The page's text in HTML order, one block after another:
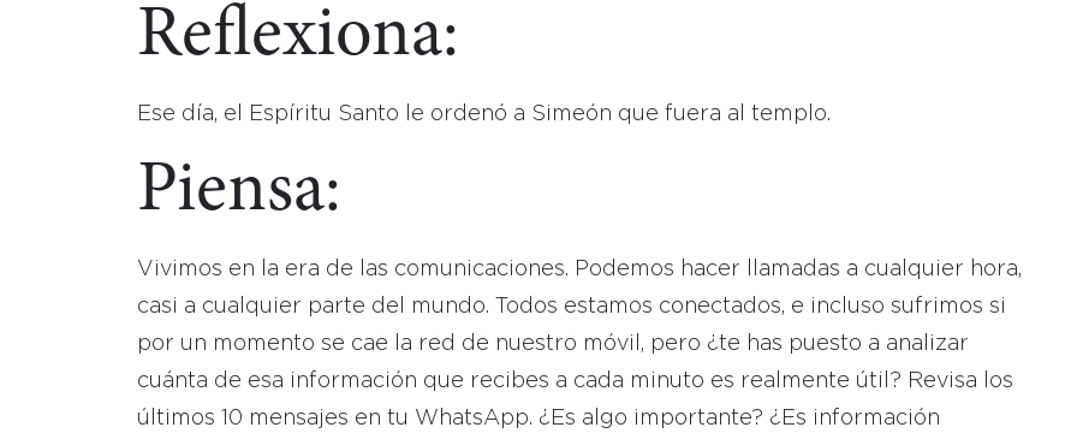
Reflexiona:
Ese día, el Espíritu Santo le ordenó a Simeón que fuera al templo.
Piensa:
Vivimos en la era de las comunicaciones. Podemos hacer llamadas a cualquier hora,
casi a cualquier parte del mundo. Todos estamos conectados, e incluso sufrimos si
por un momento se cae la red de nuestro móvil, pero ¿te has puesto a analizar
cuánta de esa información que recibes a cada minuto es realmente útil? Revisa los
últimos 10 mensajes en tu WhatsApp. ¿Es algo importante? ¿Es información